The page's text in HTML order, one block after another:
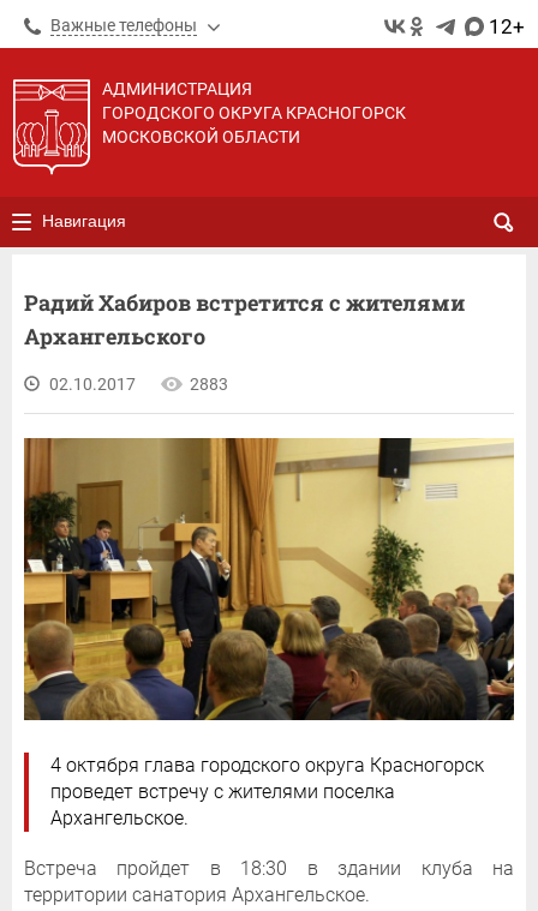
Важные телефоны 12+
АДМИНИСТРАЦИЯ
ГОРОДСКОГО ОКРУГА КРАСНОГОРСК
МОСКОВСКОЙ ОБЛАСТИ
Навигация
Радий Хабиров встретится с жителями
Архангельского
02.10.2017 2883
4 октября глава городского округа Красногорск
проведет встречу с жителями поселка
Архангельское.
Встреча пройдет в 18:30 в здании клуба на
территории санатория Архангельское.